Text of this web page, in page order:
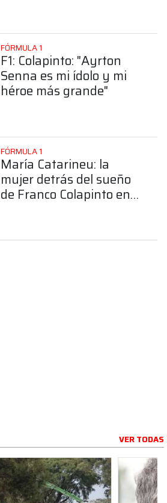
FÓRMULA 1
F1: Colapinto: "Ayrton
Senna es mi ídolo y mi
héroe más grande"
FÓRMULA 1
María Catarineu: la
mujer detrás del sueño
de Franco Colapinto en
VER TODAS